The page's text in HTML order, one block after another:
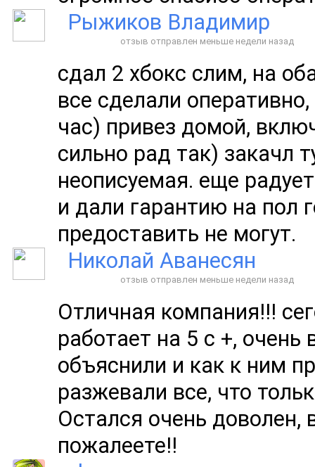
Рыжиков Владимир
отзыв отправлен меньше недели назад
сдал 2 хбокс слим, на
все сделали
час) привез домой,
сильно рад так) закачл
неописуемая. еще
и дали гарантию на пол
предоставить не могут.
Николай Аванесян
отзыв отправлен меньше недели назад
Отличная компания!!!
работает на 5 с +,
объяснили и как к ним
разжевали все, что
Остался очень доволен,
пожалеете!!